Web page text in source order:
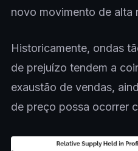
novo movimento de alta
Historicamente, ondas
de prejuízo tendem a
exaustão de vendas,
de preço possa ocorrer